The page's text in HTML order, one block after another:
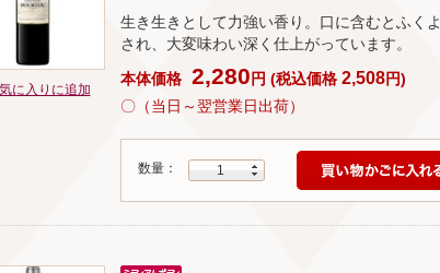
に入りに追加
生き生きとして力強い香り。口に含むとふく
され、大変味わい深く仕上がっています。
本体価格 2,280 円 (税込価格 2,508円)
〇（当日～翌営業日出荷）
数量： 1